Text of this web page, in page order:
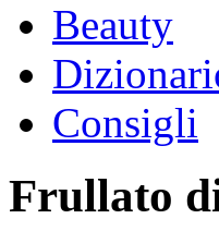
Beauty
Consigli
Frullato